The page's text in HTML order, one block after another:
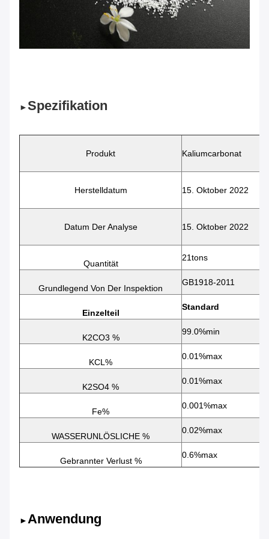
►Spezifikation
Produkt Kaliumcarbonat
Herstelldatum 15. Oktober 2022
Datum Der Analyse 15. Oktober 2022
Quantität
21tons
Grundlegend Von Der Inspektion
GB1918-2011
Einzelteil
Standard
K2CO3 %
99.0%min
KCL%
0.01%max
K2SO4 %
0.01%max
Fe%
0.001%max
WASSERUNLÖSLICHE %
0.02%max
Gebrannter Verlust %
0.6%max
►Anwendung